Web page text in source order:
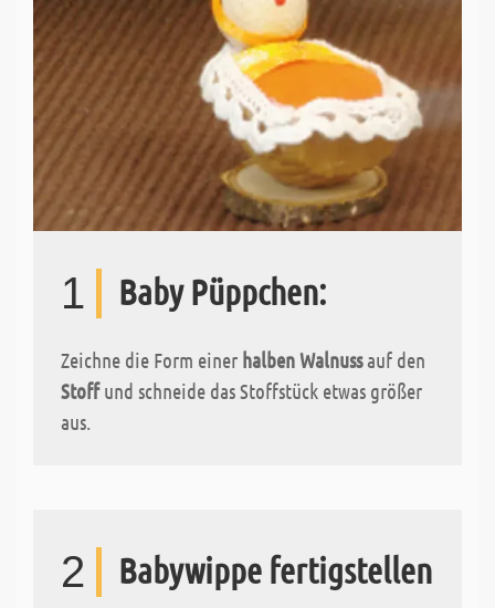
1 Baby Püppchen:
Zeichne die Form einer halben Walnussauf den
Stoffund schneide das Stoffstück etwas größer
aus.
2 Babywippe fertigstellen